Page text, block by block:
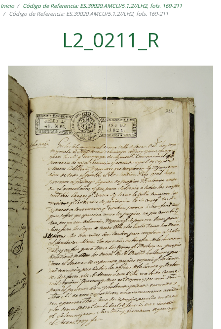
Inicio
Código de Referencia: ES.39020.AMCU/5.1.2//LH2, fols. 169-211
Código de Referencia: ES.39020.AMCU/5.1.2//LH2, fols. 169-211
L2_0211_R